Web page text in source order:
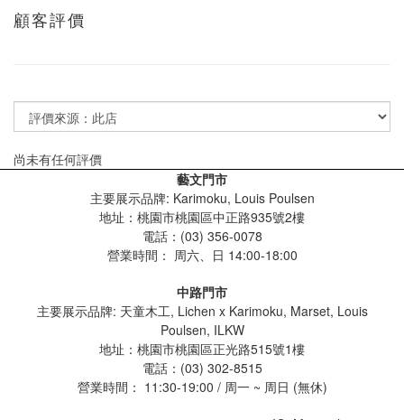
顧客評價
尚未有任何評價
藝文門市
主要展示品牌: Karimoku, Louis Poulsen
地址：桃園市桃園區中正路935號2樓
電話：(03) 356-0078
營業時間： 周六、日 14:00-18:00
中路門市
主要展示品牌: 天童木工, Lichen x Karimoku, Marset, Louis
Poulsen, ILKW
地址：桃園市桃園區正光路515號1樓
電話：(03) 302-8515
營業時間： 11:30-19:00 / 周一 ~ 周日 (無休)